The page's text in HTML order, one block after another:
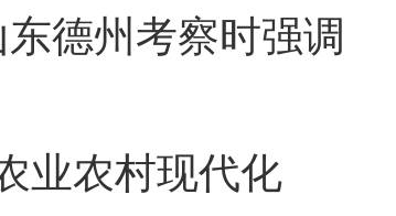
德州考察时强调
农村现代化